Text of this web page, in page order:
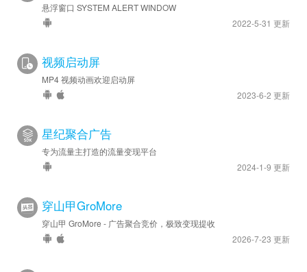
悬浮窗口 SYSTEM ALERT WINDOW
2022-5-31 更新
视频启动屏
MP4 视频动画欢迎启动屏
2023-6-2 更新
星纪聚合广告
专为流量主打造的流量变现平台
2024-1-9 更新
穿山甲GroMore
穿山甲 GroMore - 广告聚合竞价，极致变现提收
2026-7-23 更新